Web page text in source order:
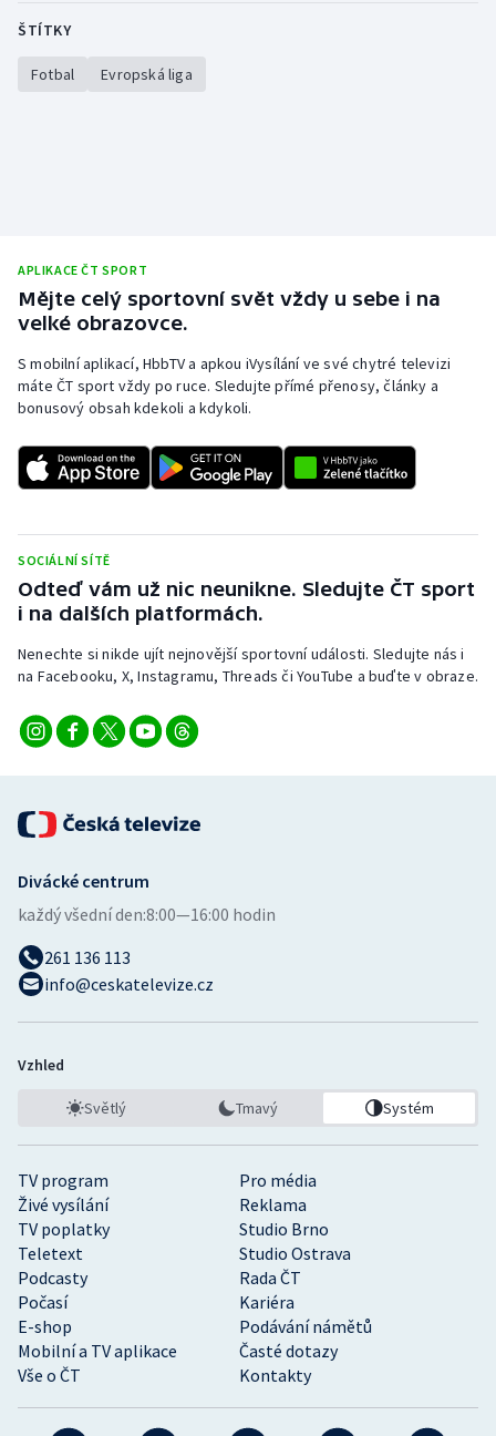
ŠTÍTKY
Fotbal Evropská liga
APLIKACE ČT SPORT
Mějte celý sportovní svět vždy u sebe i na
velké obrazovce.
S mobilní aplikací, HbbTV a apkou iVysílání ve své chytré televizi
máte ČT sport vždy po ruce. Sledujte přímé přenosy, články a
bonusový obsah kdekoli a kdykoli.
SOCIÁLNÍ SÍTĚ
Odteď vám už nic neunikne. Sledujte ČT sport
i na dalších platformách.
Nenechte si nikde ujít nejnovější sportovní události. Sledujte nás i
na Facebooku, X, Instagramu, Threads či YouTube a buďte v obraze.
TV program
Pro média
Živé vysílání
Reklama
TV poplatky
Studio Brno
Teletext
Studio Ostrava
Podcasty
Rada ČT
Počasí
Kariéra
E-shop
Podávání námětů
Mobilní a TV aplikace
Časté dotazy
Vše o ČT
Kontakty
Divácké centrum
každý všední den:8:00—16:00 hodin
261 136 113
info@ceskatelevize.cz
Vzhled
Světlý Tmavý Systém